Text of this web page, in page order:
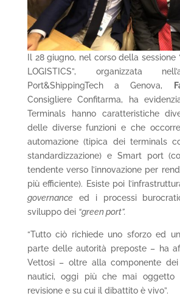
Il 28 giugno, nel corso della sessione
LOGISTICS”, organizzata
Port&ShippingTech a Genova,
Consigliere Confitarma, ha
Terminals hanno caratteristiche
delle diverse funzioni e che
automazione (tipica dei terminals
standardizzazione) e Smart port
tendente verso l’innovazione per
più efficiente). Esiste poi
governance ed i processi
sviluppo dei “green port”.
“Tutto ciò richiede uno sforzo ed
parte delle autorità preposte – ha
Vettosi – oltre alla componente
nautici, oggi più che mai oggetto
revisione e su cui il dibattito è vivo”.